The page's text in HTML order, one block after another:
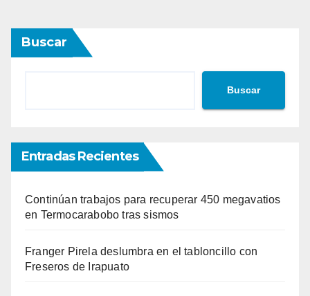
Buscar
Buscar
Entradas Recientes
Continúan trabajos para recuperar 450 megavatios
en Termocarabobo tras sismos
Franger Pirela deslumbra en el tabloncillo con
Freseros de Irapuato